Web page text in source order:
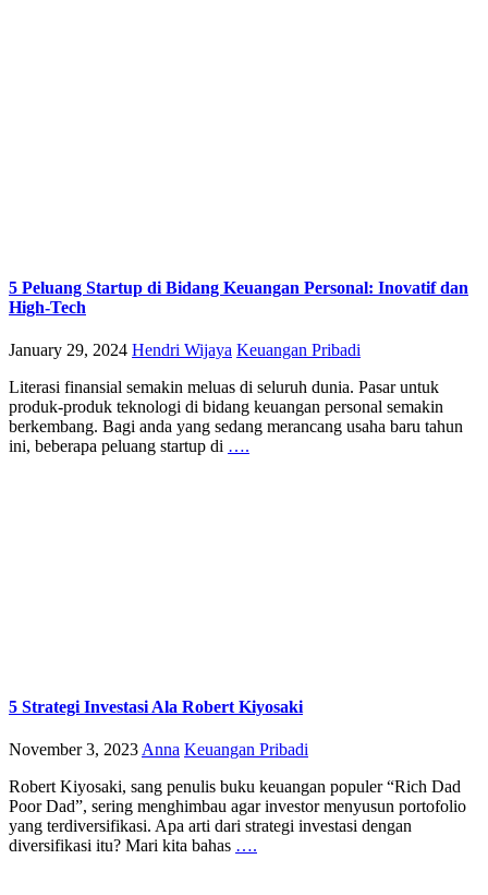
5 Peluang Startup di Bidang Keuangan Personal: Inovatif dan
High-Tech
January 29, 2024 Hendri Wijaya Keuangan Pribadi
Literasi finansial semakin meluas di seluruh dunia. Pasar untuk
produk-produk teknologi di bidang keuangan personal semakin
berkembang. Bagi anda yang sedang merancang usaha baru tahun
ini, beberapa peluang startup di ….
5 Strategi Investasi Ala Robert Kiyosaki
November 3, 2023 Anna Keuangan Pribadi
Robert Kiyosaki, sang penulis buku keuangan populer “Rich Dad
Poor Dad”, sering menghimbau agar investor menyusun portofolio
yang terdiversifikasi. Apa arti dari strategi investasi dengan
diversifikasi itu? Mari kita bahas ….